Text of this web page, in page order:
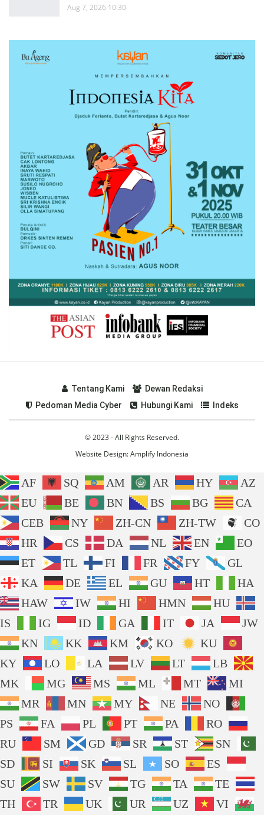
Aug 7, 2026 10:30
Tentang Kami
Dewan Redaksi
Pedoman Media Cyber
Hubungi Kami Indeks
© 2023 - All Rights Reserved.
Website Design:Amplify Indonesia
AF SQ AM AR HY
AZ
EU
BE BN BS BG
CA
CEB
NY ZH-CN ZH-TW
CO
HR
CS DA NL EN
EO
ET
TL FI FR FY
GL
KA
DE EL GU HT
HA
HAW
IW HI HMN
HU
IS
IG ID GA IT JA
JW
KN
KK KM KO
KU
KY
LO LA LV LT
LB
MK
MG MS ML MT
MI
MR
MN MY NE
NO
PS
FA PL PT PA
RO
RU
SM GD SR ST
SN
SD
SI SK SL SO
ES
SU
SW SV TG TA
TE
TH
TR UK UR UZ VI